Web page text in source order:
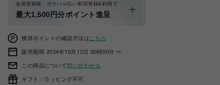
会員登録後、ポケパル払い初回登録&利用で
最大1,500円分ポイント進呈
獲得ポイントの確認方法は こちら
販売期間 2024年10月12日 00時00分 〜
この商品について問い合わせる
ギフト：ラッピング不可